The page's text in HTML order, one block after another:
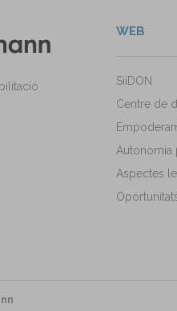
WEB
SiiDON
Centre de
Autonomia
Aspectes